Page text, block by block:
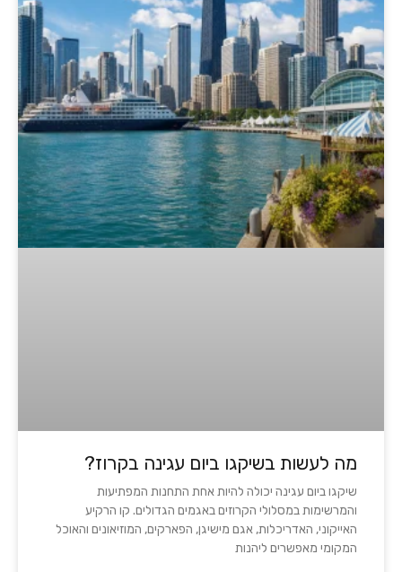
מה לעשות בשיקגו ביום עגינה בקרוז?
שיקגו ביום עגינה יכולה להיות אחת התחנות המפתיעות
והמרשימות במסלולי הקרוזים באגמים הגדולים. קו הרקיע
האייקוני, האדריכלות, אגם מישיגן, הפארקים, המוזיאונים והאוכל
המקומי מאפשרים ליהנות